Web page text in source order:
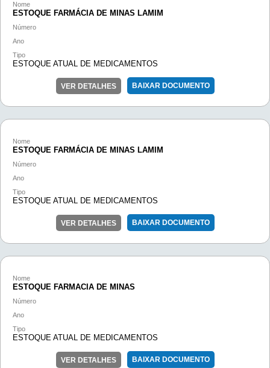
Nome
ESTOQUE FARMÁCIA DE MINAS LAMIM
Número
Ano
Tipo
ESTOQUE ATUAL DE MEDICAMENTOS
VER DETALHES BAIXAR DOCUMENTO
Nome
ESTOQUE FARMÁCIA DE MINAS LAMIM
Número
Ano
Tipo
ESTOQUE ATUAL DE MEDICAMENTOS
VER DETALHES BAIXAR DOCUMENTO
Nome
ESTOQUE FARMACIA DE MINAS
Número
Ano
Tipo
ESTOQUE ATUAL DE MEDICAMENTOS
VER DETALHES BAIXAR DOCUMENTO